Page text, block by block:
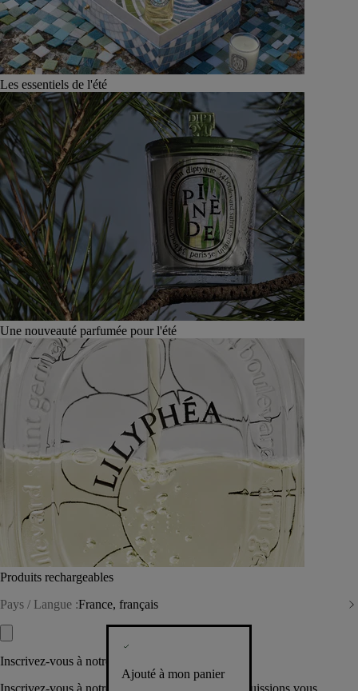
Les essentiels de l'été
Une nouveauté parfumée pour l'été
Produits rechargeables
Pays / Langue :France, français
Ajouté à mon panier
Inscrivez-vous à notre Newsletter
Inscrivez-vous à notre newsletter pour que nous puissions vous